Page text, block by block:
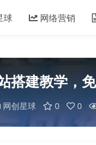
球 网络营销
搭建教学，
网创星球 0 0